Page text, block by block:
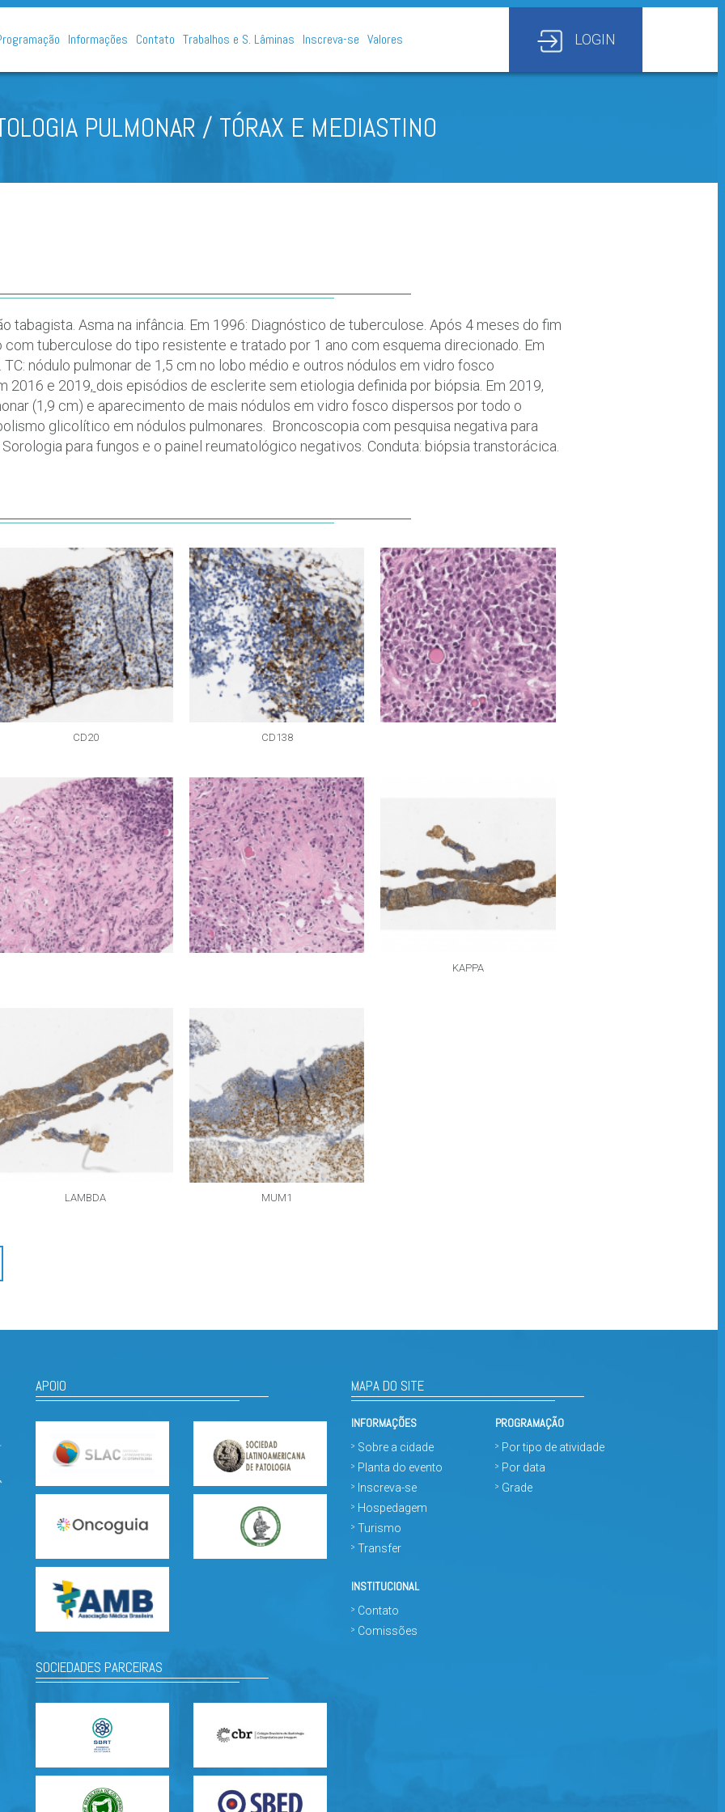
Informações Contato Trabalhos e S. Lâminas Inscreva-se Valores LOGIN
PULMONAR / TÓRAX E MEDIASTINO
tabagista. Asma na infância. Em 1996: Diagnóstico de tuberculose. Após 4 meses do fim
tuberculose do tipo resistente e tratado por 1 ano com esquema direcionado. Em
nódulo pulmonar de 1,5 cm no lobo médio e outros nódulos em vidro fosco
2016 e 2019, dois episódios de esclerite sem etiologia definida por biópsia. Em 2019,
(1,9 cm) e aparecimento de mais nódulos em vidro fosco dispersos por todo o
glicolítico em nódulos pulmonares. Broncoscopia com pesquisa negativa para
para fungos e o painel reumatológico negativos. Conduta: biópsia transtorácica.
CD20 CD138
KAPPA
LAMBDA MUM1
APOIO
SOCIEDADES PARCEIRAS
MAPA DO SITE
INFORMAÇÕES
Sobre a cidade
Planta do evento
Inscreva-se
Hospedagem
Turismo
Transfer
PROGRAMAÇÃO
Por tipo de atividade
Por data
Grade
INSTITUCIONAL
Contato
Comissões